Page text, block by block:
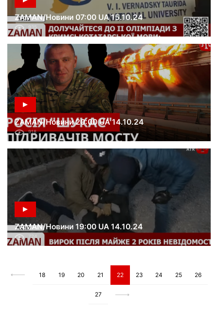
ZAMAN/Новини 07:00 UA 15.10.24
935
ZAMAN/Новини 20:00 UA 14.10.24
918
ZAMAN/Новини 19:00 UA 14.10.24
724
18 19 20 21 22 23 24 25 26
27